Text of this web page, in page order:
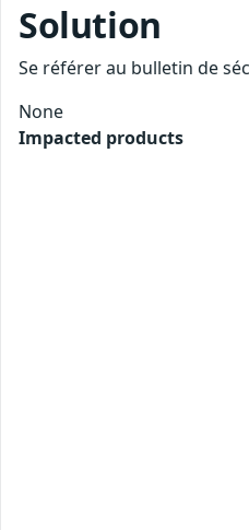
Solution
Se référer au bulletin de
None
Impacted products